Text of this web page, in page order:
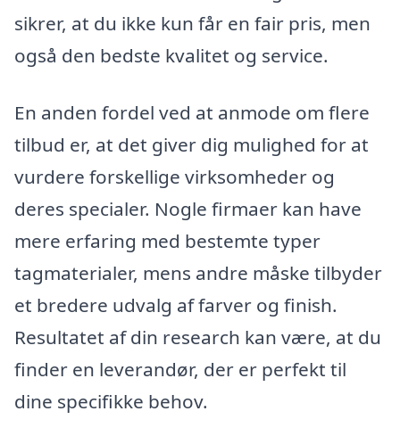
sikrer, at du ikke kun får en fair pris, men
også den bedste kvalitet og service.
En anden fordel ved at anmode om flere
tilbud er, at det giver dig mulighed for at
vurdere forskellige virksomheder og
deres specialer. Nogle firmaer kan have
mere erfaring med bestemte typer
tagmaterialer, mens andre måske tilbyder
et bredere udvalg af farver og finish.
Resultatet af din research kan være, at du
finder en leverandør, der er perfekt til
dine specifikke behov.